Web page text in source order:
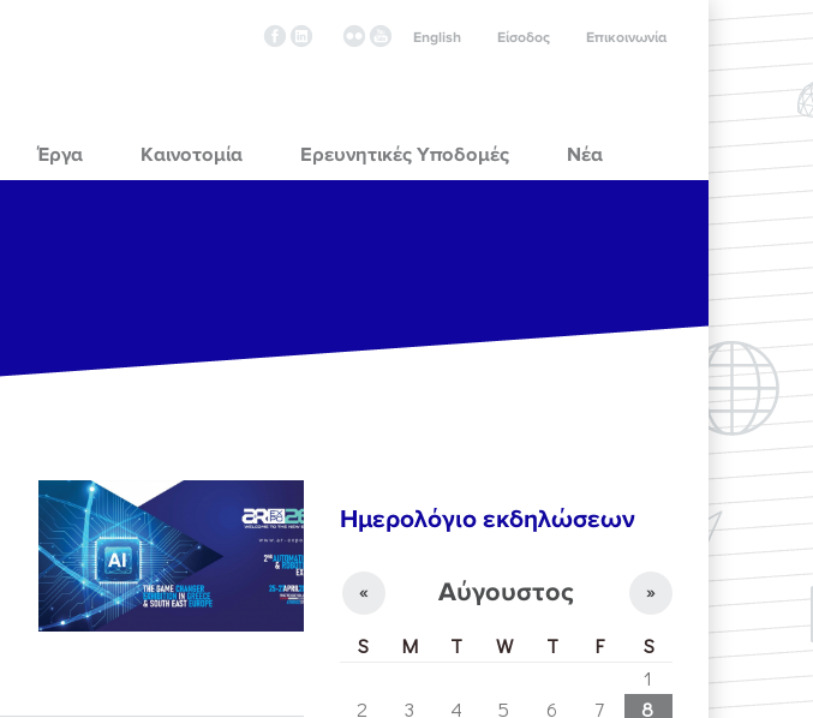
Επικοινωνία
Είσοδος
English
Έργα Καινοτομία Ερευνητικές Υποδομές Νέα
Ημερολόγιο εκδηλώσεων
Αύγουστος
« »
S M T W T F
S
1
2
3 4 5 6 7
8